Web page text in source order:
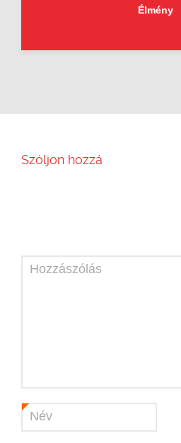
Élmény
Szóljon hozzá
Hozzászólás
Név